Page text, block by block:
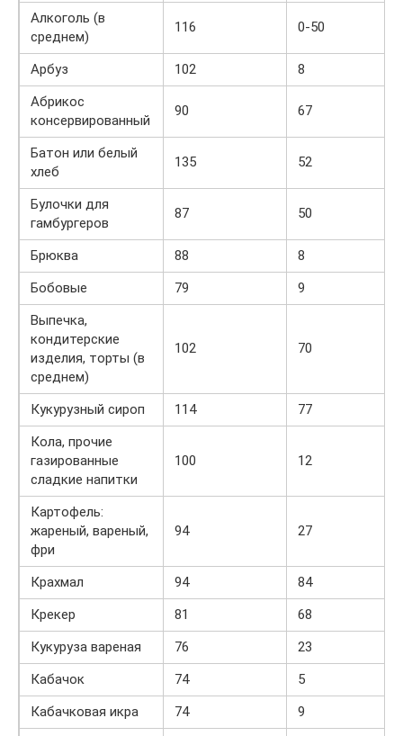
Алкоголь (в
среднем)
116 0-50
Арбуз 102
8
Абрикос
консервированный
90 67
Батон или белый
хлеб
135 52
Булочки для
гамбургеров
87 50
Брюква 88
8
Бобовые
79
9
Выпечка,
кондитерские
изделия, торты (в
среднем)
102 70
Кукурузный сироп 114
77
Кола, прочие
газированные
сладкие напитки
100 12
Картофель:
жареный, вареный,
фри
94 27
Крахмал 94
84
Крекер
81
68
Кукуруза вареная
76
23
Кабачок
74
5
Кабачковая икра
74
9